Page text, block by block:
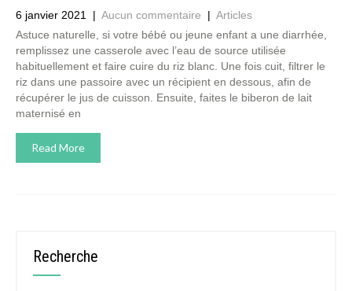
6 janvier 2021 | Aucun commentaire | Articles
Astuce naturelle, si votre bébé ou jeune enfant a une diarrhée,
remplissez une casserole avec l’eau de source utilisée
habituellement et faire cuire du riz blanc. Une fois cuit, filtrer le
riz dans une passoire avec un récipient en dessous, afin de
récupérer le jus de cuisson. Ensuite, faites le biberon de lait
maternisé en
Read More
Recherche